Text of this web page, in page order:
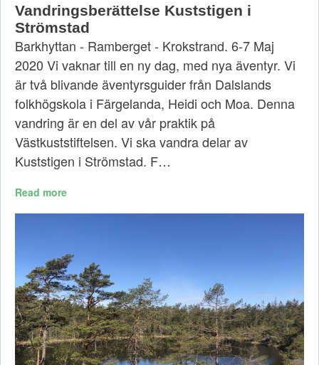
Vandringsberättelse Kuststigen i
Strömstad
Barkhyttan - Ramberget - Krokstrand. 6-7 Maj
2020 Vi vaknar till en ny dag, med nya äventyr. Vi
är två blivande äventyrsguider från Dalslands
folkhögskola i Färgelanda, Heidi och Moa. Denna
vandring är en del av vår praktik på
Västkuststiftelsen. Vi ska vandra delar av
Kuststigen i Strömstad. F…
Read more